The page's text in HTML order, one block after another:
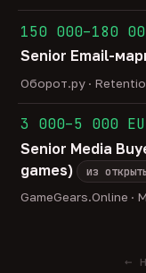
150 000–180
Senior Email-
Оборот.ру ·
3 000–5 000
Senior Media
games)
из
GameGears.Online ·
←